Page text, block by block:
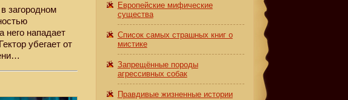
загородном
него нападает
убегает от
Европейские мифические
существа
Список самых страшных книг о
мистике
Запрещённые породы
агрессивных собак
Правдивые жизненные истории